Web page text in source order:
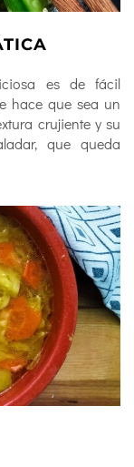
es de fácil
hace que sea un
crujiente y su
que queda